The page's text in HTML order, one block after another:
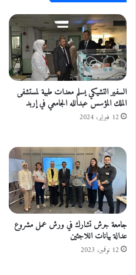
ع
ل
ى
ن
ظ
ي
ر
ه
ا
ل
ط
ي
ن
ي
ض
م
ن
أ
ر
ج
ي
ل
ة
ف
ي
ا
ل
ر
و
ا
ر
د
السفير التشيكي يسلم معدات طبية لمستشفى
الملك المؤسس عبدالله الجامعي في إربد
12 فبراير، 2024
جامعة جرش تشارك في ورش عمل مشروع
عدالة بيانات اللاجئين
12 نوفمبر، 2023